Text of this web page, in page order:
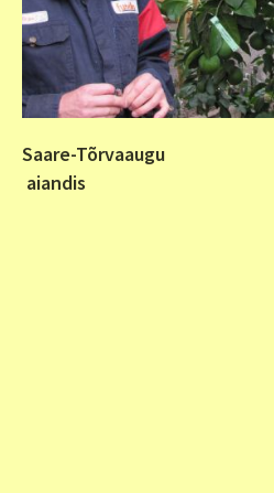
Saare-Tõrvaaugu
aiandis